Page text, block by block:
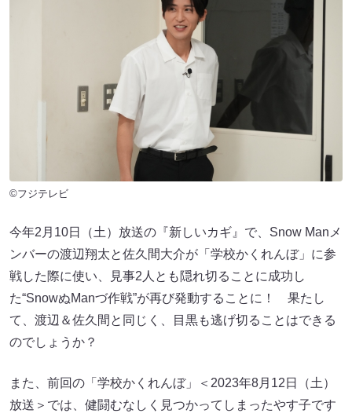
©フジテレビ
今年2月10日（土）放送の『新しいカギ』で、Snow Manメ
ンバーの渡辺翔太と佐久間大介が「学校かくれんぼ」に参
戦した際に使い、見事2人とも隠れ切ることに成功し
た“SnowぬManづ作戦”が再び発動することに！ 果たし
て、渡辺＆佐久間と同じく、目黒も逃げ切ることはできる
のでしょうか？
また、前回の「学校かくれんぼ」＜2023年8月12日（土）
放送＞では、健闘むなしく見つかってしまったやす子です